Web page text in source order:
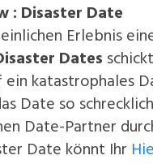
: Disaster Date
Erlebnis
Dates
ein katastrophales
Date so
Date-Partner
Date könnt Ihr